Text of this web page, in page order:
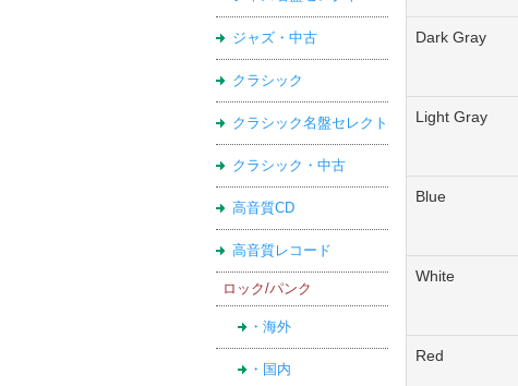
ジャズ・中古
クラシック
クラシック名盤セレクト
クラシック・中古
高音質CD
高音質レコード
ロック/パンク
・海外
・国内
Dark Gray
Light Gray
Blue
White
Red